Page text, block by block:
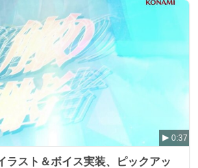
0:37
ラスト＆ボイス実装、ピックアッ